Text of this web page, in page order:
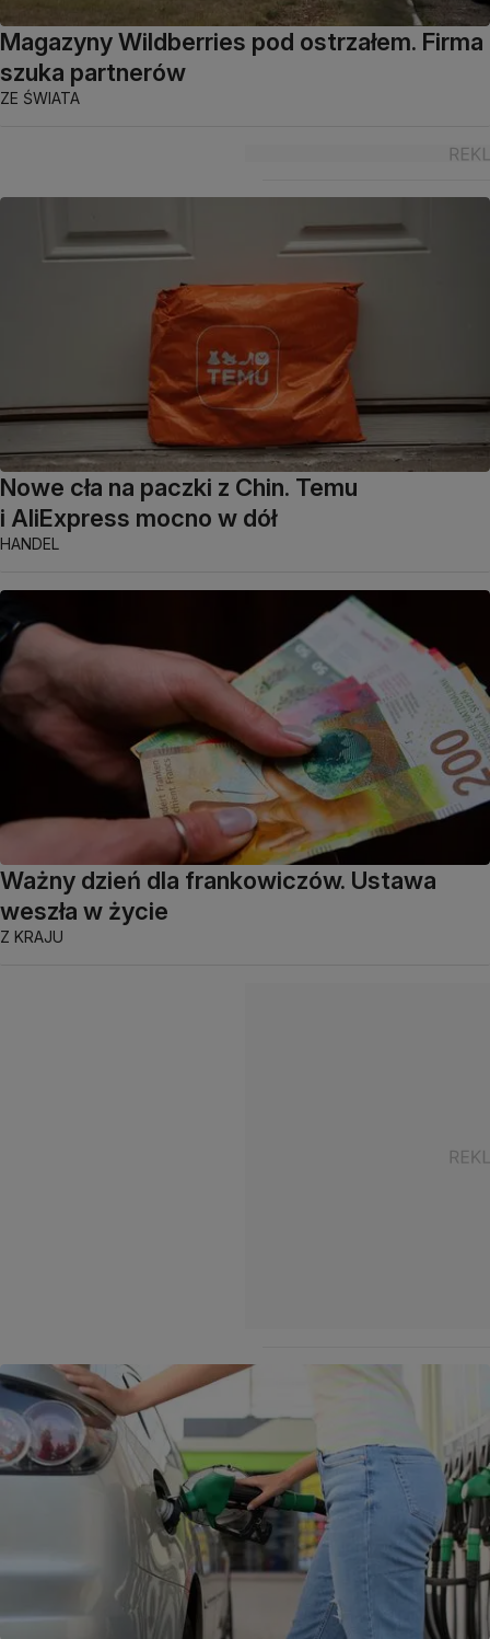
Magazyny Wildberries pod ostrzałem. Firma
szuka partnerów
ZE ŚWIATA
Nowe cła na paczki z Chin. Temu
i AliExpress mocno w dół
HANDEL
Ważny dzień dla frankowiczów. Ustawa
weszła w życie
Z KRAJU